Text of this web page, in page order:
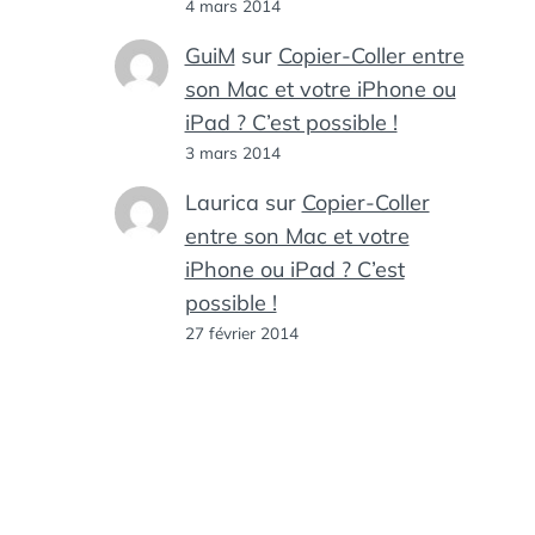
4 mars 2014
GuiM sur Copier-Coller entre
son Mac et votre iPhone ou
iPad ? C’est possible !
3 mars 2014
Laurica sur Copier-Coller
entre son Mac et votre
iPhone ou iPad ? C’est
possible !
27 février 2014